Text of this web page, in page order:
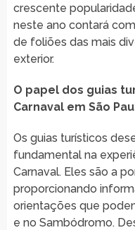
crescente
neste ano contará
de foliões das mais
exterior.
O papel dos guias
Carnaval em São
Os guias turísticos
fundamental na
Carnaval. Eles são a
proporcionando
orientações que
e no Sambódromo.